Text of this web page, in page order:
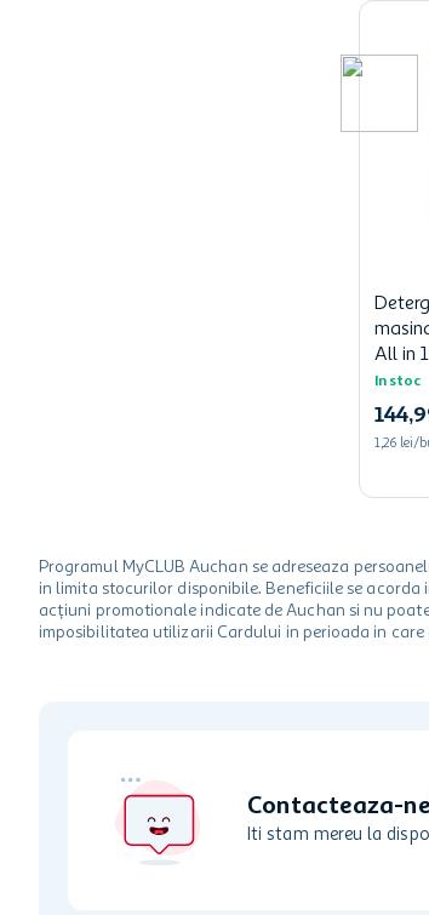
All in
In stoc
144,
1,26 lei/
Programul MyCLUB Auchan se adreseaza
in limita stocurilor disponibile. Beneficiile se
acțiuni promotionale indicate de Auchan si nu
imposibilitatea utilizarii Cardului in perioada in
Contacteaza-
Iti stam mereu la